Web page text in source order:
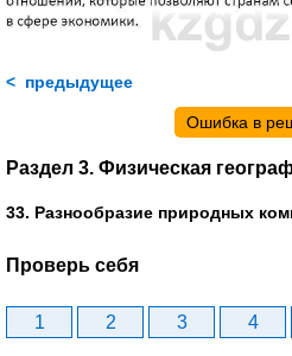
< предыдущее
Ошибка в
Раздел 3. Физическая
33. Разнообразие природных
Проверь себя
1 2 3 4